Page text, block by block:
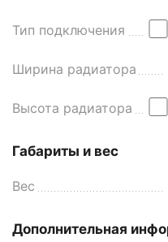
Тип подключения
Ширина радиатора
Высота радиатора
Габариты и вес
Вес
Дополнительная